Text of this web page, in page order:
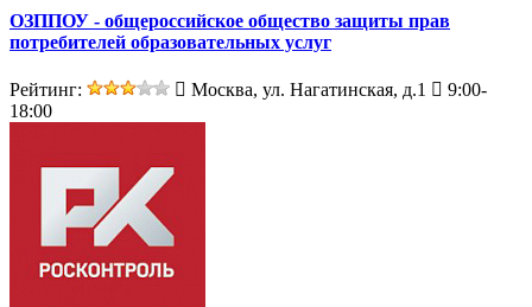
ОЗППОУ - общероссийское общество защиты прав
потребителей образовательных услуг
Рейтинг: Москва, ул. Нагатинская, д.1
9:00-
18:00